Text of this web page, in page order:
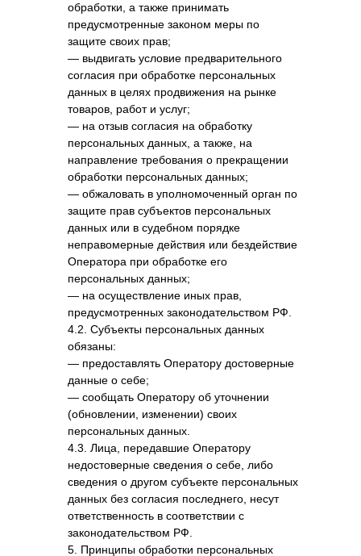
обработки, а также принимать
предусмотренные законом меры по
защите своих прав;
— выдвигать условие предварительного
согласия при обработке персональных
данных в целях продвижения на рынке
товаров, работ и услуг;
— на отзыв согласия на обработку
персональных данных, а также, на
направление требования о прекращении
обработки персональных данных;
— обжаловать в уполномоченный орган по
защите прав субъектов персональных
данных или в судебном порядке
неправомерные действия или бездействие
Оператора при обработке его
персональных данных;
— на осуществление иных прав,
предусмотренных законодательством РФ.
4.2. Субъекты персональных данных
обязаны:
— предоставлять Оператору достоверные
данные о себе;
— сообщать Оператору об уточнении
(обновлении, изменении) своих
персональных данных.
4.3. Лица, передавшие Оператору
недостоверные сведения о себе, либо
сведения о другом субъекте персональных
данных без согласия последнего, несут
ответственность в соответствии с
законодательством РФ.
5. Принципы обработки персональных